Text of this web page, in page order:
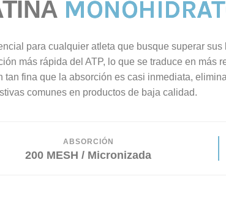
para cualquier atleta que busque superar
más rápida del ATP, lo que se traduce en más
fina que la absorción es casi inmediata,
comunes en productos de baja calidad.
ABSORCIÓN
200 MESH / Micronizada